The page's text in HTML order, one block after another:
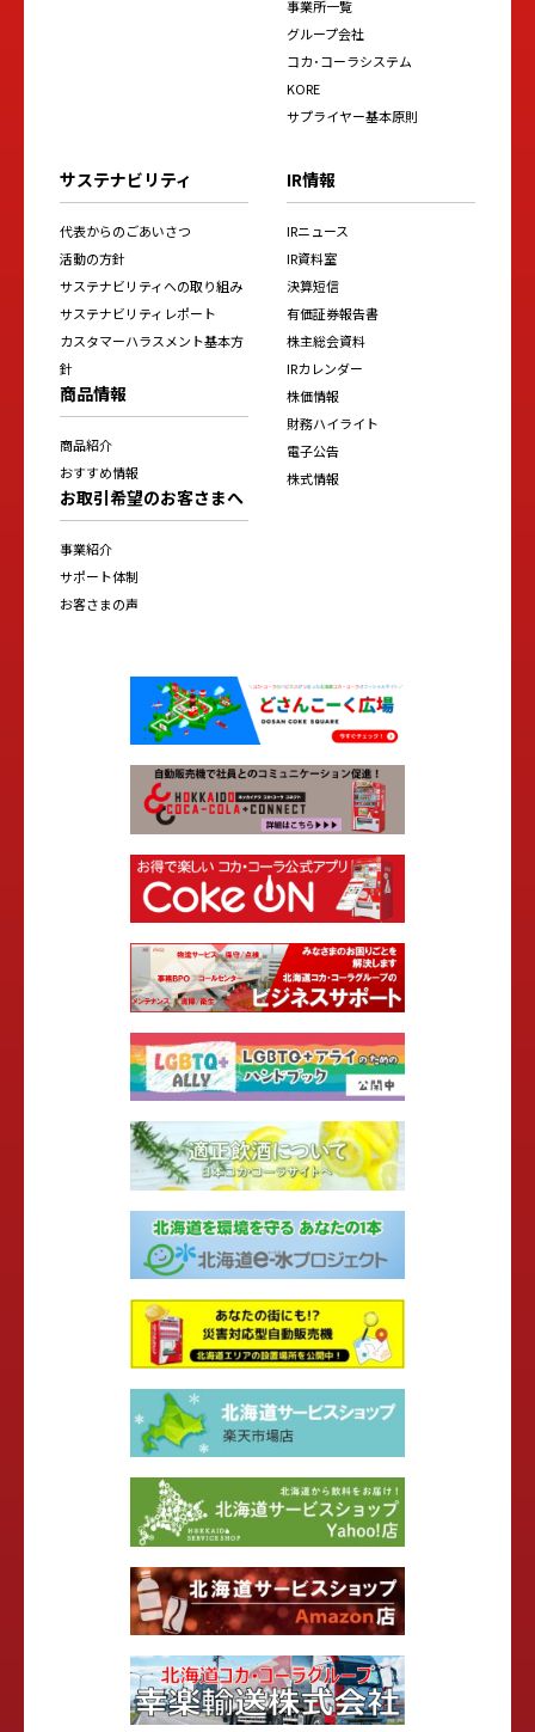
事業所一覧
グループ会社
コカ･コーラシステム
KORE
サプライヤー基本原則
サステナビリティ
代表からのごあいさつ
活動の方針
サステナビリティへの取り組み
サステナビリティレポート
カスタマーハラスメント基本方
針
商品情報
商品紹介
おすすめ情報
お取引希望のお客さまへ
事業紹介
サポート体制
お客さまの声
IR情報
IRニュース
IR資料室
決算短信
有価証券報告書
株主総会資料
IRカレンダー
株価情報
財務ハイライト
電子公告
株式情報